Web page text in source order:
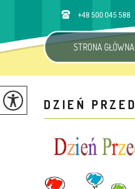
+48 500 045 588
STRONA GŁÓWNA
DZIEŃ